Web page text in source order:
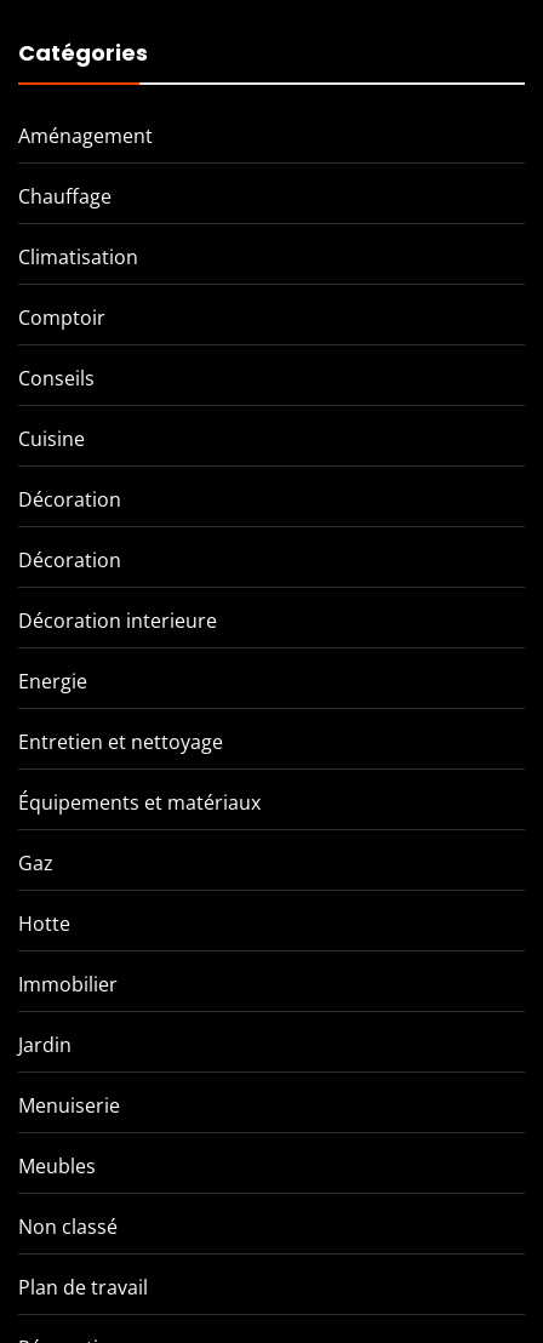
Catégories
Aménagement
Chauffage
Climatisation
Comptoir
Conseils
Cuisine
Décoration
Décoration
Décoration interieure
Energie
Entretien et nettoyage
Équipements et matériaux
Gaz
Hotte
Immobilier
Jardin
Menuiserie
Meubles
Non classé
Plan de travail